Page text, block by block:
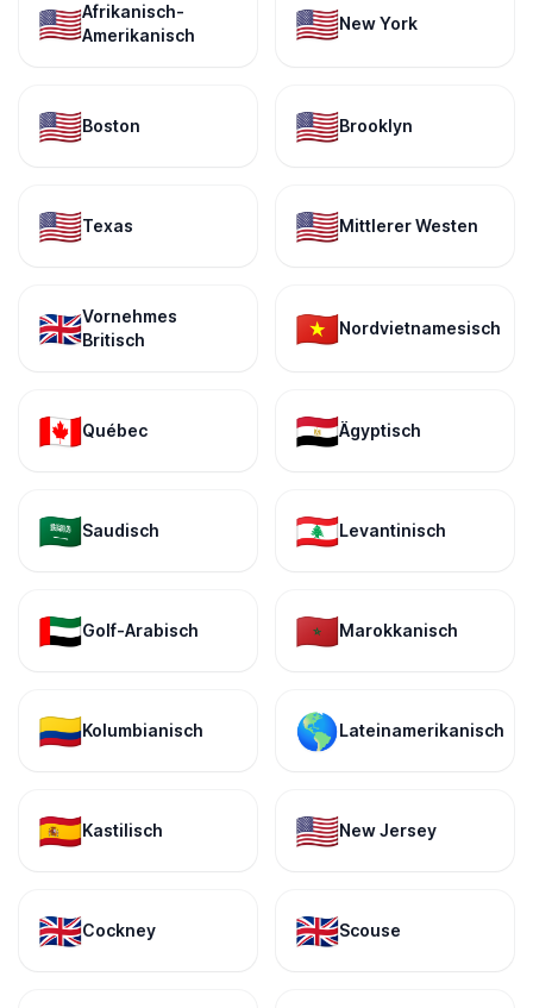
🇺🇸Afrikanisch-
Amerikanisch
🇺🇸New York
🇺🇸Boston 🇺🇸Brooklyn
🇺🇸Texas 🇺🇸Mittlerer Westen
🇬🇧Vornehmes
Britisch
🇻🇳Nordvietnamesisch
🇨🇦Québec 🇪🇬Ägyptisch
🇸🇦Saudisch 🇱🇧Levantinisch
🇦🇪Golf-Arabisch 🇲🇦Marokkanisch
🇨🇴Kolumbianisch 🌎Lateinamerikanisch
🇪🇸Kastilisch 🇺🇸New Jersey
🇬🇧Cockney 🇬🇧Scouse